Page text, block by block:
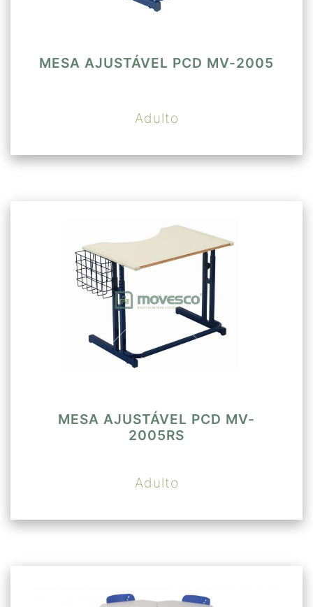
MESA AJUSTÁVEL PCD MV-2005
Adulto
MESA AJUSTÁVEL PCD MV-
2005RS
Adulto